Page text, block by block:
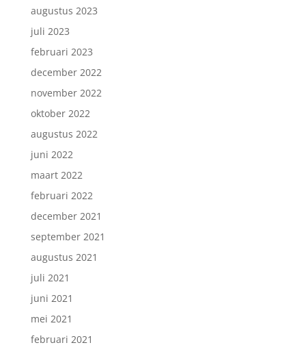
augustus 2023
juli 2023
februari 2023
december 2022
november 2022
oktober 2022
augustus 2022
juni 2022
maart 2022
februari 2022
december 2021
september 2021
augustus 2021
juli 2021
juni 2021
mei 2021
februari 2021